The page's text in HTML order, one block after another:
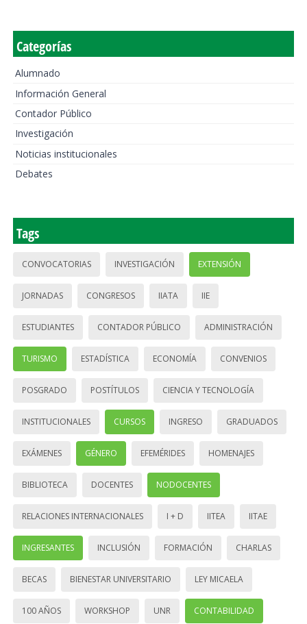
Categorías
Alumnado
Información General
Contador Público
Investigación
Noticias institucionales
Debates
Tags
CONVOCATORIAS INVESTIGACIÓN EXTENSIÓN
JORNADAS CONGRESOS IIATA IIE
ESTUDIANTES CONTADOR PÚBLICO ADMINISTRACIÓN
TURISMO ESTADÍSTICA ECONOMÍA CONVENIOS
POSGRADO POSTÍTULOS CIENCIA Y TECNOLOGÍA
INSTITUCIONALES CURSOS INGRESO GRADUADOS
EXÁMENES GÉNERO EFEMÉRIDES HOMENAJES
BIBLIOTECA DOCENTES NODOCENTES
RELACIONES INTERNACIONALES I + D IITEA IITAE
INGRESANTES INCLUSIÓN FORMACIÓN CHARLAS
BECAS BIENESTAR UNIVERSITARIO LEY MICAELA
100 AÑOS WORKSHOP UNR CONTABILIDAD